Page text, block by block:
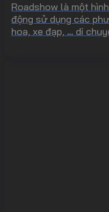
Roadshow là một
động sử dụng các
hoa, xe đạp, … di